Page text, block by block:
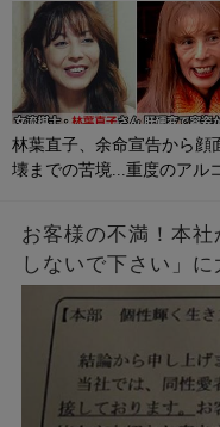
林葉直子、余命宣告から顔
壊までの苦境...重度のアル
ンは？
お客様の不満！本
しないで下さい」に